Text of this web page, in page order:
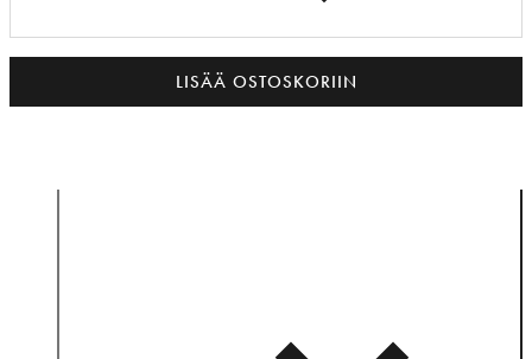
LISÄÄ OSTOSKORIIN